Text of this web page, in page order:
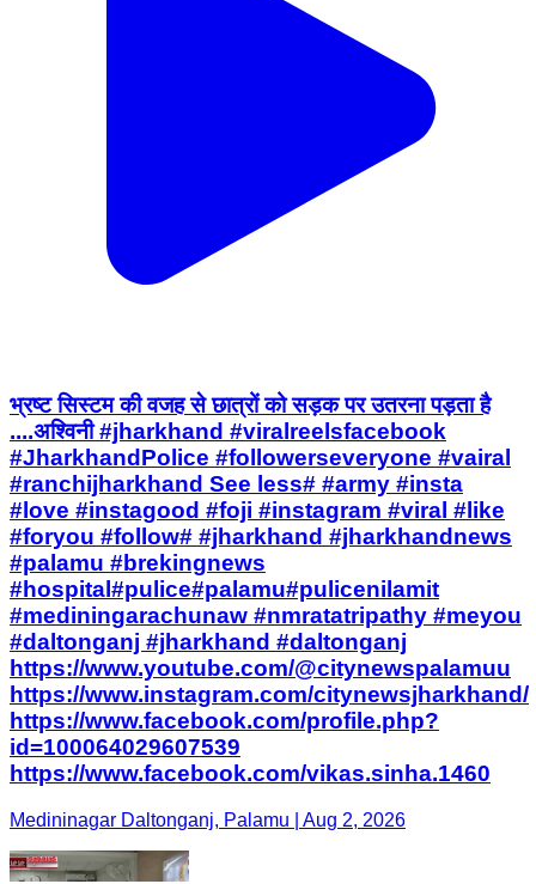
भ्रष्ट सिस्टम की वजह से छात्रों को सड़क पर उतरना पड़ता है
....अश्विनी #jharkhand #viralreelsfacebook
#JharkhandPolice #followerseveryone #vairal
#ranchijharkhand See less# #army #insta
#love #instagood #foji #instagram #viral #like
#foryou #follow# #jharkhand #jharkhandnews
#palamu #brekingnews
#hospital#pulice#palamu#pulicenilamit
#mediningarachunaw #nmratatripathy #meyou
#daltonganj #jharkhand #daltonganj
https://www.youtube.com/@citynewspalamuu
https://www.instagram.com/citynewsjharkhand/
https://www.facebook.com/profile.php?
id=100064029607539
https://www.facebook.com/vikas.sinha.1460
Medininagar Daltonganj, Palamu | Aug 2, 2026